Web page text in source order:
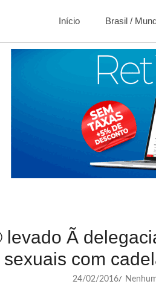
Início Brasil /
levado Ã
com
24/02/2016/